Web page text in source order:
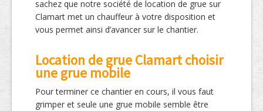
sachez que notre société de location de grue sur
Clamart met un chauffeur à votre disposition et
vous permet ainsi d’avancer sur le chantier.
Location de grue Clamart choisir
une grue mobile
Pour terminer ce chantier en cours, il vous faut
grimper et seule une grue mobile semble être